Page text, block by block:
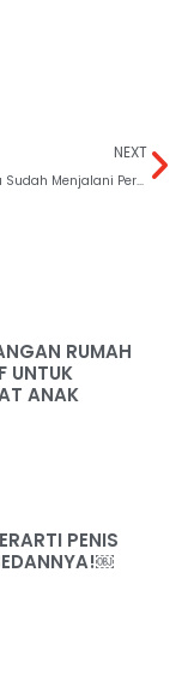
NEXT
Tanda Kamu Sudah Menjalani Peran Sebagai OrangTua dengan Baik
RUMAH
UNTUK
ANAK
PENIS